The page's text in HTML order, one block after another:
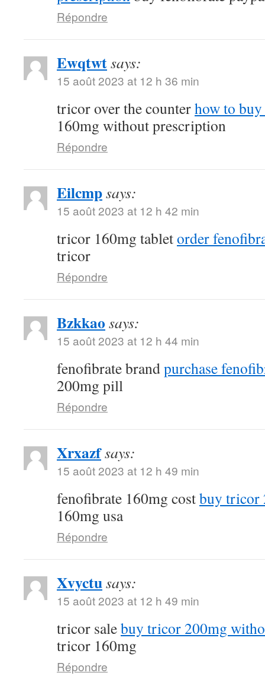
Répondre
Ewqtwtsays:
15 août 2023 at 12 h 36 min
tricor over the counterhow to
160mg without prescription
Répondre
Eilcmpsays:
15 août 2023 at 12 h 42 min
tricor 160mg tabletorder
tricor
Répondre
Bzkkao says:
15 août 2023 at 12 h 44 min
fenofibrate brandpurchase
200mg pill
Répondre
Xrxazfsays:
15 août 2023 at 12 h 49 min
fenofibrate 160mg costbuy tricor
160mg usa
Répondre
Xvyctusays:
15 août 2023 at 12 h 49 min
tricor salebuy tricor 200mg
tricor 160mg
Répondre